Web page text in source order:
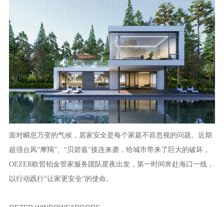
面对瞬息万变的气候，居家安全是每个家庭不容忽视的问题。近期
超强台风“摩羯”、“贝碧嘉”接连来袭，给城市带来了巨大的破坏，
OEZER欧哲铂金管家服务团队星夜出发，第一时间奔赴海口一线，
以行动践行“让家更安全”的使命。